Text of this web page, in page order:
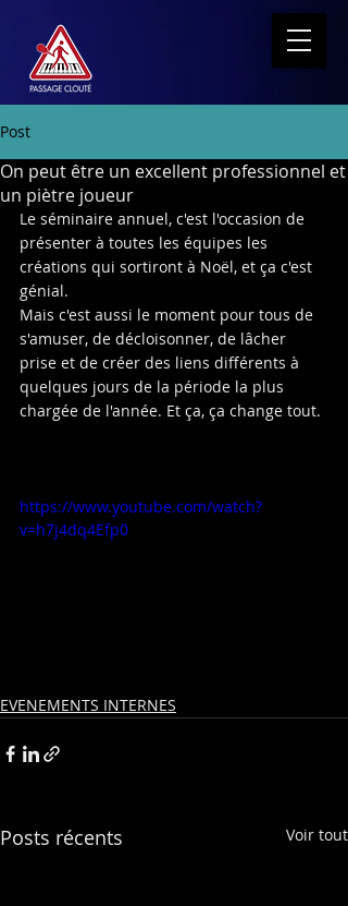
Post
On peut être un excellent professionnel et
un piètre joueur
Le séminaire annuel, c'est l'occasion de
présenter à toutes les équipes les
créations qui sortiront à Noël, et ça c'est
génial.
Mais c'est aussi le moment pour tous de
s'amuser, de décloisonner, de lâcher
prise et de créer des liens différents à
quelques jours de la période la plus
chargée de l'année. Et ça, ça change tout.
https://www.youtube.com/watch?
v=h7j4dq4Efp0
EVENEMENTS INTERNES
Posts récents Voir tout